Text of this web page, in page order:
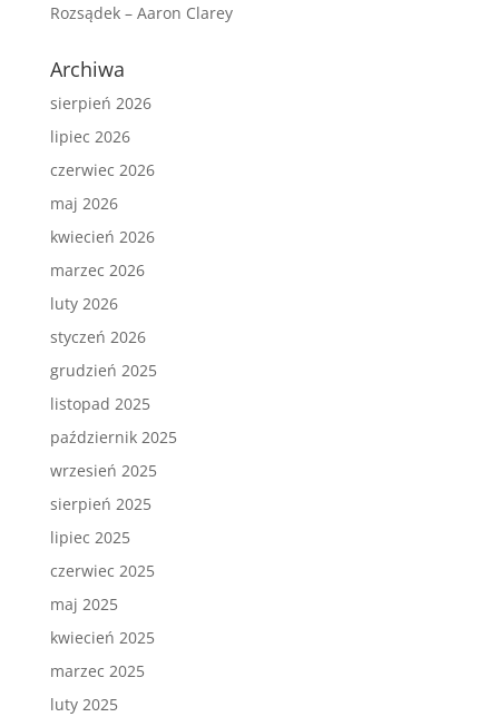
Rozsądek – Aaron Clarey
Archiwa
sierpień 2026
lipiec 2026
czerwiec 2026
maj 2026
kwiecień 2026
marzec 2026
luty 2026
styczeń 2026
grudzień 2025
listopad 2025
październik 2025
wrzesień 2025
sierpień 2025
lipiec 2025
czerwiec 2025
maj 2025
kwiecień 2025
marzec 2025
luty 2025